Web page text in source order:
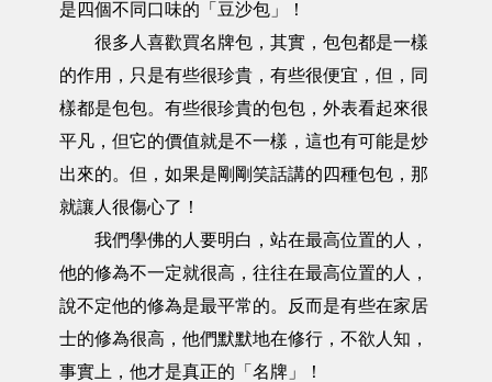
是四個不同口味的「豆沙包」！
很多人喜歡買名牌包，其實，包包都是一樣
的作用，只是有些很珍貴，有些很便宜，但，同
樣都是包包。有些很珍貴的包包，外表看起來很
平凡，但它的價值就是不一樣，這也有可能是炒
出來的。但，如果是剛剛笑話講的四種包包，那
就讓人很傷心了！
我們學佛的人要明白，站在最高位置的人，
他的修為不一定就很高，往往在最高位置的人，
說不定他的修為是最平常的。反而是有些在家居
士的修為很高，他們默默地在修行，不欲人知，
事實上，他才是真正的「名牌」！